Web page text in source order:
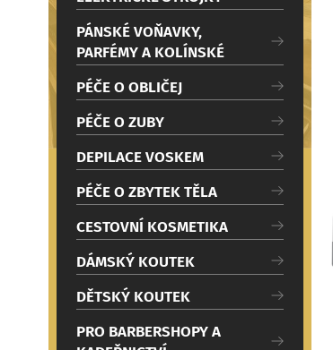
PÁNSKÉ VOŇAVKY,
PARFÉMY A KOLÍNSKÉ
PÉČE O OBLIČEJ
PÉČE O ZUBY
DEPILACE VOSKEM
PÉČE O ZBYTEK TĚLA
CESTOVNÍ KOSMETIKA
DÁMSKÝ KOUTEK
DĚTSKÝ KOUTEK
PRO BARBERSHOPY A